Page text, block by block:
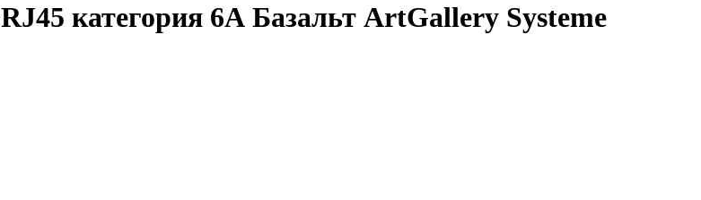
категория 6А Базальт ArtGallery Systeme